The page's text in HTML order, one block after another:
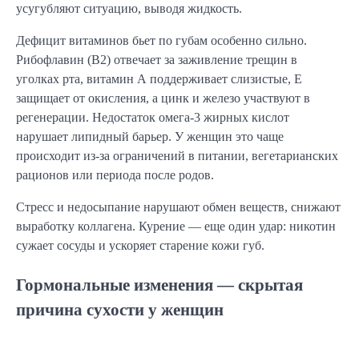
усугубляют ситуацию, выводя жидкость.
Дефицит витаминов бьет по губам особенно сильно.
Рибофлавин (B2) отвечает за заживление трещин в
уголках рта, витамин А поддерживает слизистые, Е
защищает от окисления, а цинк и железо участвуют в
регенерации. Недостаток омега-3 жирных кислот
нарушает липидный барьер. У женщин это чаще
происходит из-за ограничений в питании, вегетарианских
рационов или периода после родов.
Стресс и недосыпание нарушают обмен веществ, снижают
выработку коллагена. Курение — еще один удар: никотин
сужает сосуды и ускоряет старение кожи губ.
Гормональные изменения — скрытая
причина сухости у женщин